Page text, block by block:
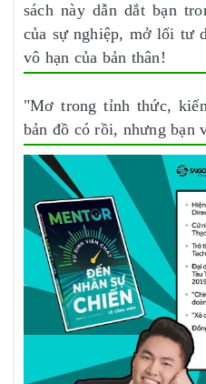
sách này dẫn dắt bạn
của sự nghiệp, mở lối tư
vô hạn của bản thân!
"Mơ trong tỉnh thức,
bản đồ có rồi, nhưng bạn